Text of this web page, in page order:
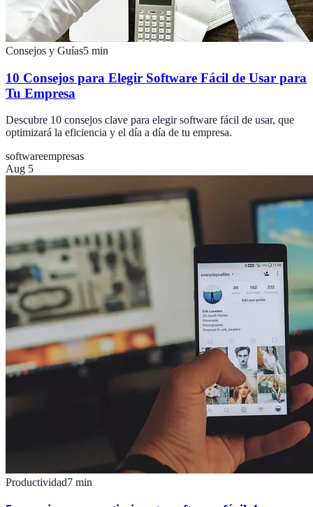
Consejos y Guías5 min
10 Consejos para Elegir Software Fácil de Usar para
Tu Empresa
Descubre 10 consejos clave para elegir software fácil de usar, que
optimizará la eficiencia y el día a día de tu empresa.
softwareempresas
Aug 5
Productividad7 min